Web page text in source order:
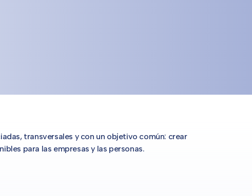
transversales y con un objetivo común: crear
para las empresas y las personas.